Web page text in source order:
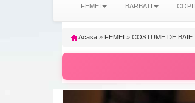
FEMEI BARBATI COPII
Acasa » FEMEI » COSTUME DE BAIE